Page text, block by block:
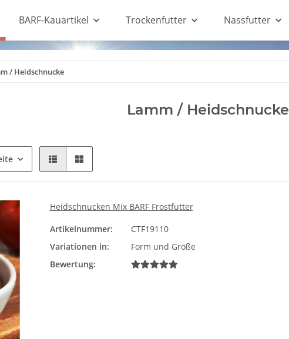
BARF-Kauartikel Trockenfutter Nassfutter
/ Heidschnucke
Lamm / Heidschnucke
Heidschnucken Mix BARF Frostfutter
Artikelnummer:
CTF19110
Variationen in:
Form und Größe
Bewertung: